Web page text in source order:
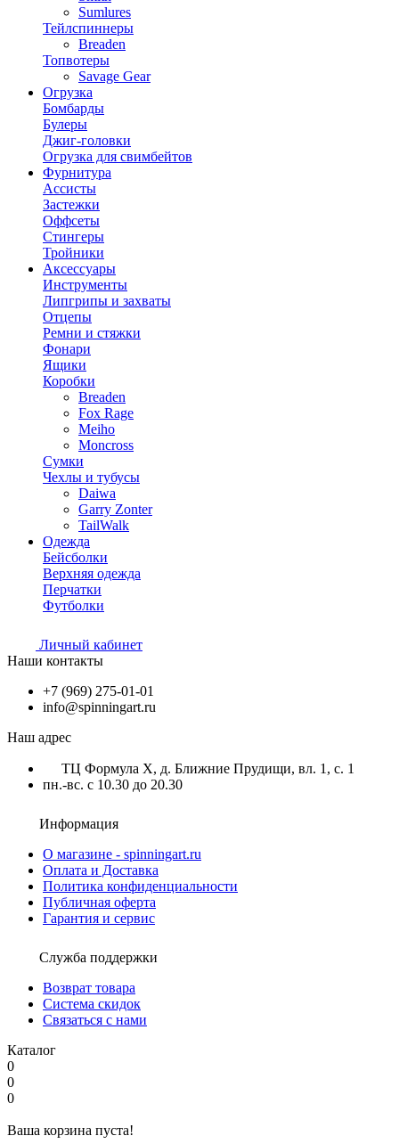
Sumlures
Тейлспиннеры
Breaden
Топвотеры
Savage Gear
Огрузка
Бомбарды
Булеры
Джиг-головки
Огрузка для свимбейтов
Фурнитура
Ассисты
Застежки
Оффсеты
Стингеры
Тройники
Аксессуары
Инструменты
Липгрипы и захваты
Отцепы
Ремни и стяжки
Фонари
Ящики
Коробки
Breaden
Fox Rage
Meiho
Moncross
Сумки
Чехлы и тубусы
Daiwa
Garry Zonter
TailWalk
Одежда
Бейсболки
Верхняя одежда
Перчатки
Футболки
Личный кабинет
Наши контакты
+7 (969) 275-01-01
info@spinningart.ru
Наш адрес
ТЦ Формула X, д. Ближние Прудищи, вл. 1, с. 1
пн.-вс. с 10.30 до 20.30
Информация
О магазине - spinningart.ru
Оплата и Доставка
Политика конфиденциальности
Публичная оферта
Гарантия и сервис
Служба поддержки
Возврат товара
Система скидок
Связаться с нами
Каталог
0
0
0
Ваша корзина пуста!